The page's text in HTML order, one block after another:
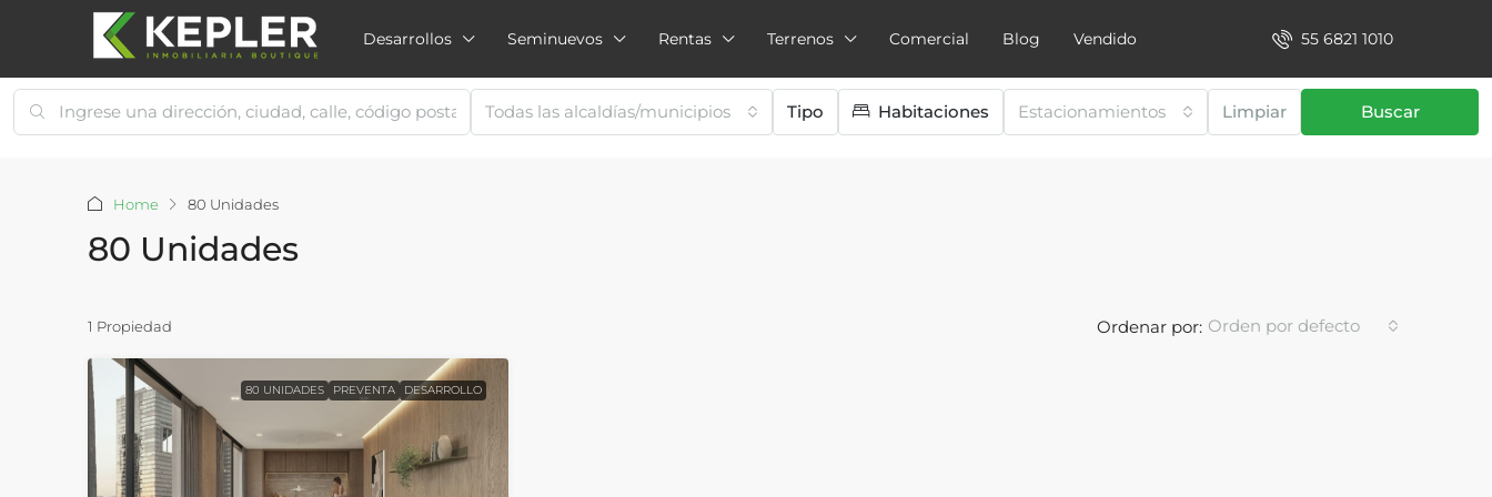
Desarrollos Seminuevos Rentas Terrenos Comercial Blog Vendido 55 6821 1010
Todas las alcaldías/municipios Tipo Habitaciones Estacionamientos Limpiar Buscar
Home 80 Unidades
80 Unidades
1 Propiedad Ordenar por: Orden por defecto
80 UNIDADES PREVENTA DESARROLLO